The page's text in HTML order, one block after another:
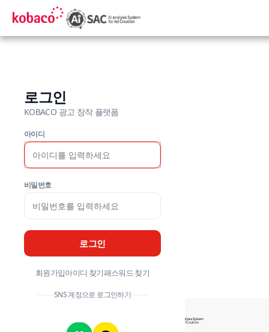
로그인
KOBACO 광고 창작 플랫폼
아이디
비밀번호
로그인
회원가입아이디 찾기패스워드 찾기
SNS 계정으로 로그인하기